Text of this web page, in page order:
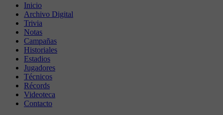
Inicio
Archivo Digital
Trivia
Notas
Campañas
Historiales
Estadios
Jugadores
Técnicos
Récords
Videoteca
Contacto